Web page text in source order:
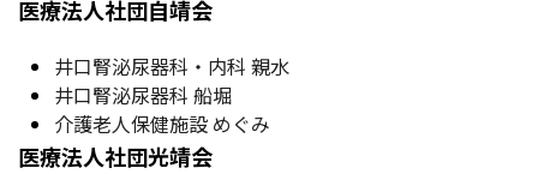
医療法人社団自靖会
井口腎泌尿器科・内科 親水
井口腎泌尿器科 船堀
介護老人保健施設 めぐみ
医療法人社団光靖会